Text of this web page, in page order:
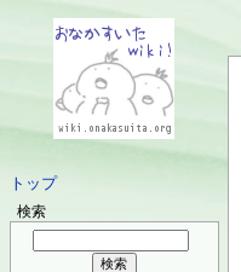
トップ
検索